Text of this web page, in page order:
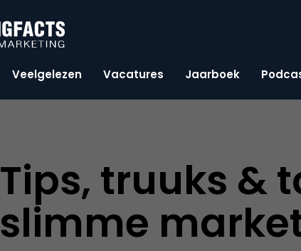
Veelgelezen Vacatures Jaarboek
Tips, truuks &
slimme